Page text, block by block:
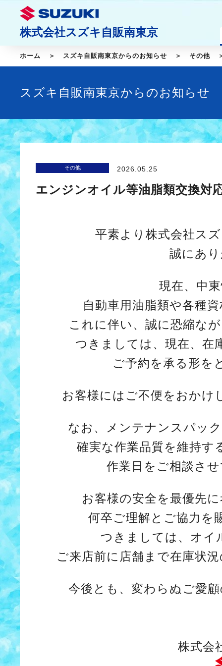
株式会社スズキ自販南東京
ホーム スズキ自販南東京からのお知らせ その他
スズキ自販南東京からのお知らせ
その他 2026.05.25
エンジンオイル等油脂類交換対
平素より株式会社ス
誠にあ
現在、中
自動車用油脂類や各種
これに伴い、誠に恐縮な
つきましては、現在、在
ご予約を承る形を
お客様にはご不便をおかけ
なお、メンテナンスパッ
確実な作業品質を維持す
作業日をご相談さ
お客様の安全を最優先
何卒ご理解とご協力を
つきましては、オイ
ご来店前に店舗まで在庫状
今後とも、変わらぬご愛
株式会